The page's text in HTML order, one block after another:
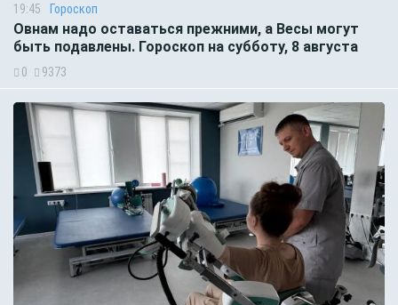
19:45 Гороскоп
Овнам надо оставаться прежними, а Весы могут
быть подавлены. Гороскоп на субботу, 8 августа
0 9373